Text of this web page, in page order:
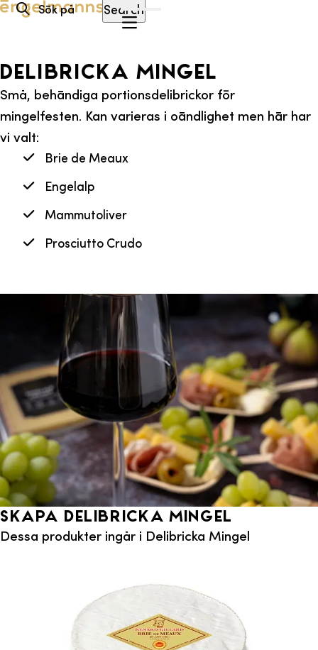
Hoppa till innehållSearch
Delibricka Mingel
Små, behändiga portionsdelibrickor för
mingelfesten. Kan varieras i oändlighet men här har
vi valt:
Brie de Meaux
Engelalp
Mammutoliver
Prosciutto Crudo
Skapa Delibricka Mingel
Dessa produkter ingår i Delibricka Mingel